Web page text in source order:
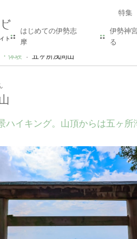
特集
はじめての伊勢志
摩
伊勢神
る
体験 五ヶ所浅間山
ハイキング。山頂からは五ヶ